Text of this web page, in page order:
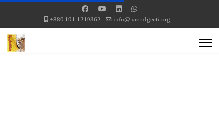
+880 191 1219362 info@nazrulgeeti.org